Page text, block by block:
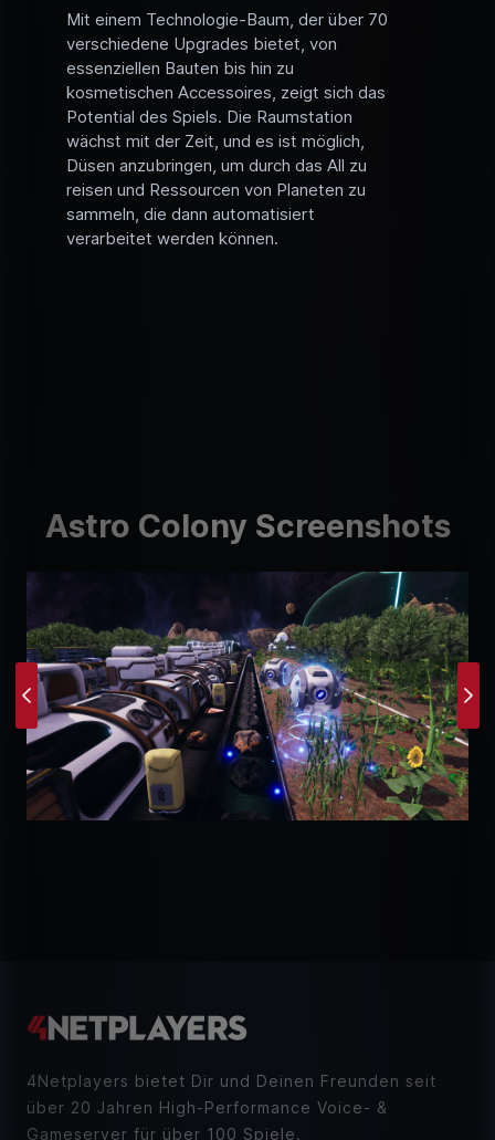
Mit einem Technologie-Baum, der über 70
verschiedene Upgrades bietet, von
essenziellen Bauten bis hin zu
kosmetischen Accessoires, zeigt sich das
Potential des Spiels. Die Raumstation
wächst mit der Zeit, und es ist möglich,
Düsen anzubringen, um durch das All zu
reisen und Ressourcen von Planeten zu
sammeln, die dann automatisiert
verarbeitet werden können.
Astro Colony Screenshots
Previous
4Netplayers bietet Dir und Deinen Freunden seit
über 20 Jahren High-Performance Voice- &
Gameserver für über 100 Spiele.